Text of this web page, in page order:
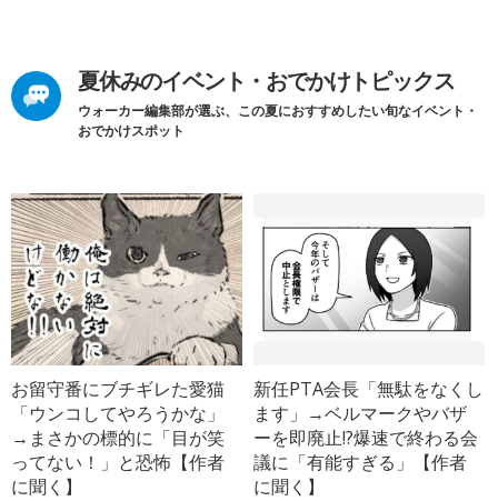
夏休みのイベント・おでかけトピックス
ウォーカー編集部が選ぶ、この夏におすすめしたい旬なイベント・
おでかけスポット
お留守番にブチギレた愛猫
「ウンコしてやろうかな」
→まさかの標的に「目が笑
ってない！」と恐怖【作者
に聞く】
新任PTA会長「無駄をなくし
ます」→ベルマークやバザ
ーを即廃止!?爆速で終わる会
議に「有能すぎる」【作者
に聞く】